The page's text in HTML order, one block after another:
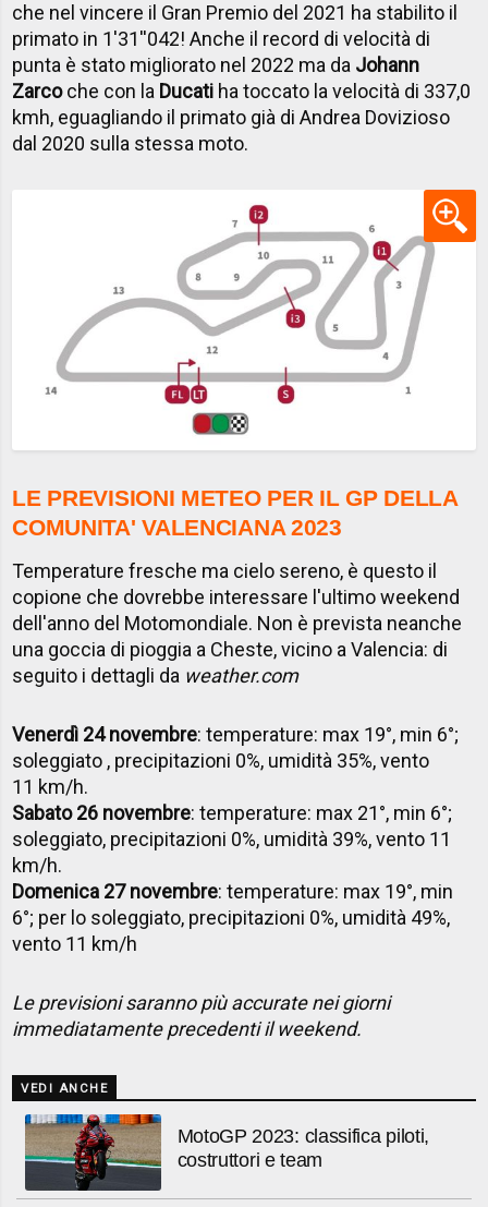
che nel vincere il Gran Premio del 2021 ha stabilito il
primato in 1'31''042! Anche il record di velocità di
punta è stato migliorato nel 2022 ma da Johann
Zarcoche con la Ducati ha toccato la velocità di 337,0
kmh, eguagliando il primato già di Andrea Dovizioso
dal 2020 sulla stessa moto.
LE PREVISIONI METEO PER IL GP DELLA
COMUNITA' VALENCIANA 2023
Temperature fresche ma cielo sereno, è questo il
copione che dovrebbe interessare l'ultimo weekend
dell'anno del Motomondiale. Non è prevista neanche
una goccia di pioggia a Cheste, vicino a Valencia: di
seguito i dettagli da weather.com
Venerdì 24 novembre: temperature: max 19°, min 6°;
soleggiato , precipitazioni 0%, umidità 35%, vento
11 km/h.
Sabato 26 novembre: temperature: max 21°, min 6°;
soleggiato, precipitazioni 0%, umidità 39%, vento 11
km/h.
Domenica 27 novembre: temperature: max 19°, min
6°; per lo soleggiato, precipitazioni 0%, umidità 49%,
vento 11 km/h
Le previsioni saranno più accurate nei giorni
immediatamente precedenti il weekend.
VEDI ANCHE
MotoGP 2023: classifica piloti,
costruttori e team